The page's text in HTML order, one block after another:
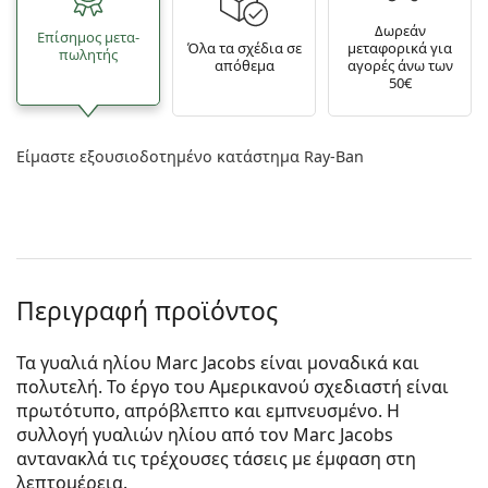
Επίσημος μετα­
πωλητής
Όλα τα σχέδια σε
απόθεμα
Δωρεάν
μεταφορικά για
αγορές άνω των
50€
Είμαστε εξουσιοδοτημένο κατάστημα Ray-Ban
Περιγραφή προϊόντος
Τα γυαλιά ηλίου Marc Jacobs είναι μοναδικά και
πολυτελή. Το έργο του Αμερικανού σχεδιαστή είναι
πρωτότυπο, απρόβλεπτο και εμπνευσμένο. Η
συλλογή γυαλιών ηλίου από τον Marc Jacobs
αντανακλά τις τρέχουσες τάσεις με έμφαση στη
λεπτομέρεια.